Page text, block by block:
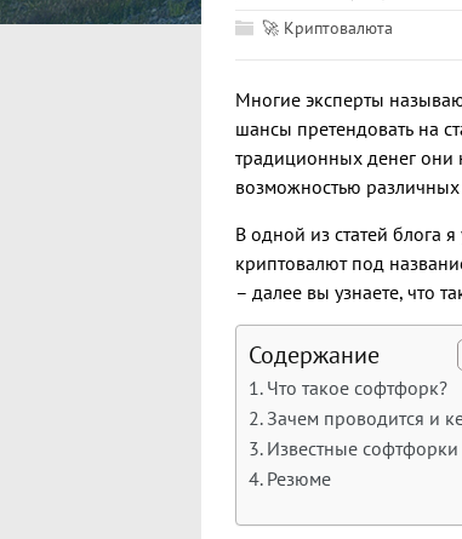
🚀 Криптовалюта
Многие эксперты
шансы претендовать на
традиционных денег они
возможностью
В одной из статей блога
криптовалют под
– далее вы узнаете, что
Содержание
Что такое софтфорк?
Зачем проводится и
Известные софтфорки
Резюме